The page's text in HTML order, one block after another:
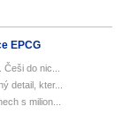
EPCG
do nic...
detail, kter...
s milion...